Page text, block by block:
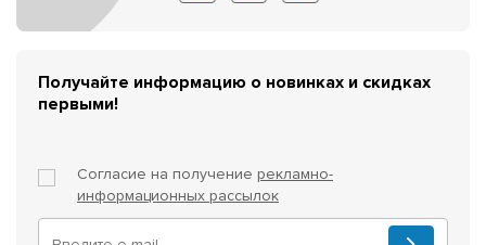
Получайте информацию о новинках и скидках
первыми!
Согласие на получение рекламно-
информационных рассылок